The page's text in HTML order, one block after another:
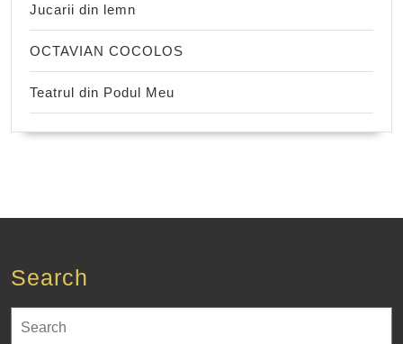
Jucarii din lemn
OCTAVIAN COCOLOS
Teatrul din Podul Meu
Search
for: